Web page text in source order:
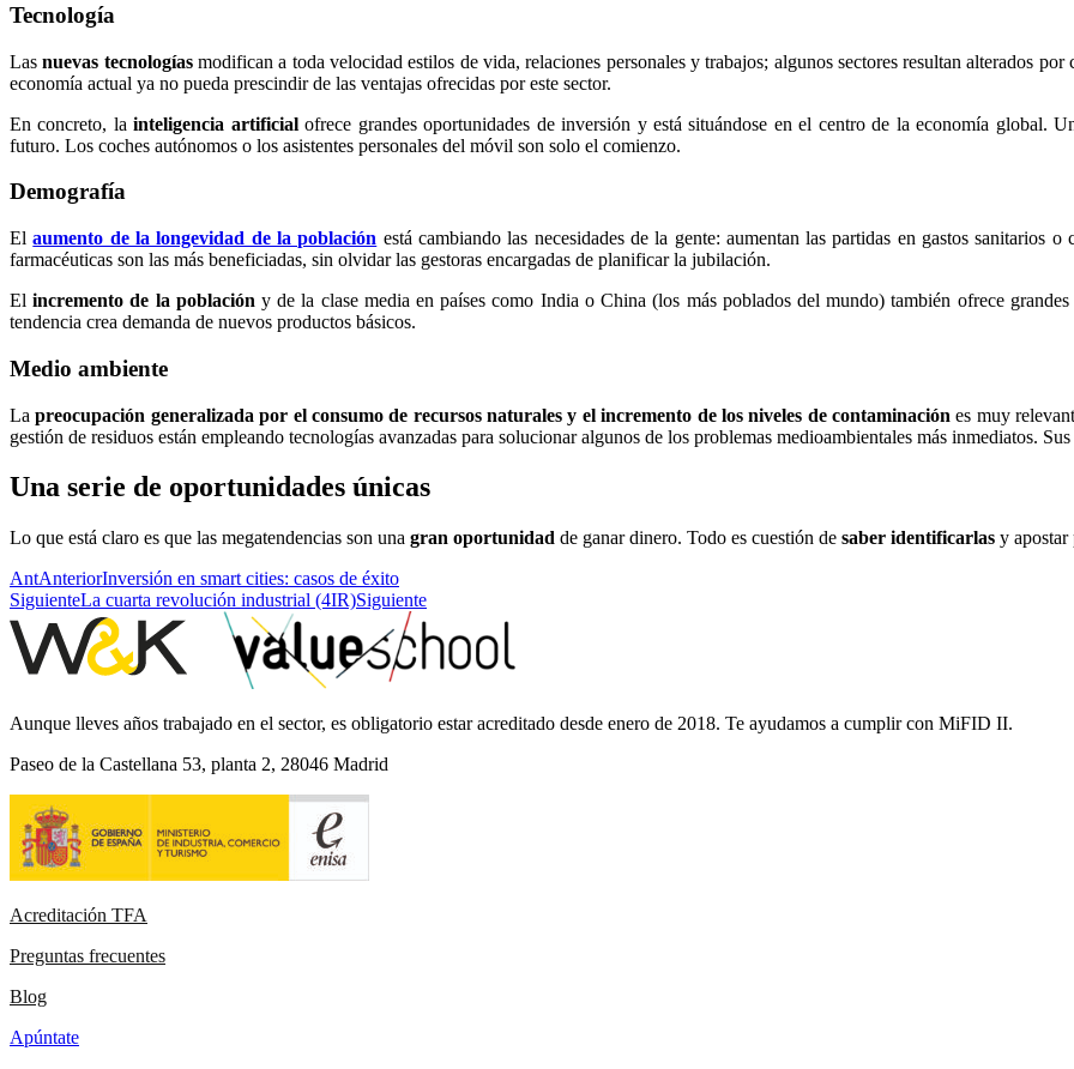
Tecnología
Lasnuevas tecnologíasmodifican a toda velocidad estilos de vida, relaciones personales y trabajos; algunos sectores resultan alterados
economía actual ya no pueda prescindir de las ventajas ofrecidas por este sector.
En concreto, lainteligencia artificial ofrece grandes oportunidades de inversión y está situándose en el centro de la economía global.
futuro. Los coches autónomos o los asistentes personales del móvil son solo el comienzo.
Demografía
Elaumento de la longevidad de la población está cambiando las necesidades de la gente: aumentan las partidas en gastos sanitarios
farmacéuticas son las más beneficiadas, sin olvidar las gestoras encargadas de planificar la jubilación.
Elincremento de la población y de la clase media en países como India o China (los más poblados del mundo) también ofrece
tendencia crea demanda de nuevos productos básicos.
Medio ambiente
Lapreocupación generalizada por el consumo de recursos naturales y el incremento de los niveles de contaminación es muy
gestión de residuos están empleando tecnologías avanzadas para solucionar algunos de los problemas medioambientales más inmediatos.
Una serie de oportunidades únicas
Lo que está claro es que las megatendencias son una gran oportunidad de ganar dinero. Todo es cuestión de saber identificarlas y
AntAnteriorInversión en smart cities: casos de éxito
SiguienteLa cuarta revolución industrial (4IR)Siguiente
Aunque lleves años trabajado en el sector, es obligatorio estar acreditado desde enero de 2018. Te ayudamos a cumplir con MiFID II.
Paseo de la Castellana 53, planta 2, 28046 Madrid
Acreditación TFA
Preguntas frecuentes
Blog
Apúntate